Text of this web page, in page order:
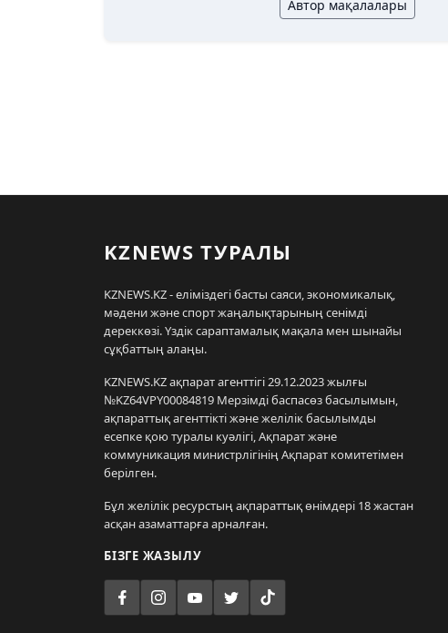
Автор мақалалары
KZNEWS ТУРАЛЫ
KZNEWS.KZ - еліміздегі басты саяси, экономикалық,
мәдени және спорт жаңалықтарының сенімді
дереккөзі. Үздік сараптамалық мақала мен шынайы
сұқбаттың алаңы.
KZNEWS.KZ ақпарат агенттігі 29.12.2023 жылғы
№KZ64VPY00084819 Мерзімді баспасөз басылымын,
ақпараттық агенттікті және желілік басылымды
есепке қою туралы куәлігі, Ақпарат және
коммуникация министрлігінің Ақпарат комитетімен
берілген.
Бұл желілік ресурстың ақпараттық өнімдері 18 жастан
асқан азаматтарға арналған.
БІЗГЕ ЖАЗЫЛУ